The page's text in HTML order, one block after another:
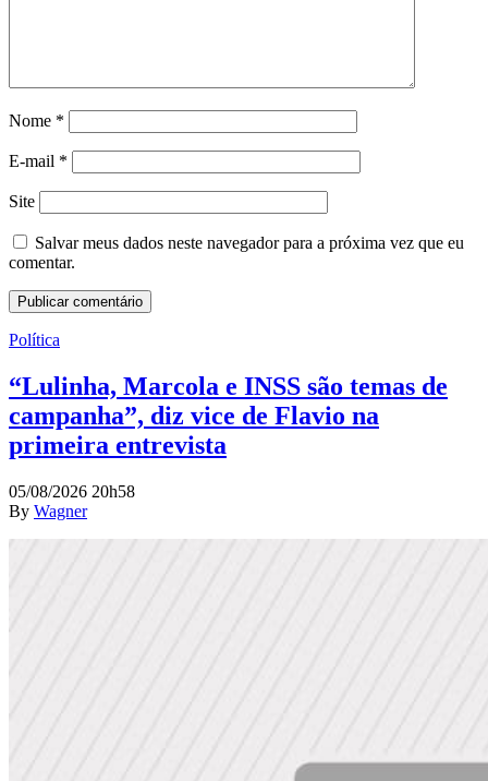
Nome *
E-mail *
Site
Salvar meus dados neste navegador para a próxima vez que eu
comentar.
Política
“Lulinha, Marcola e INSS são temas de
campanha”, diz vice de Flavio na
primeira entrevista
05/08/2026 20h58
By Wagner